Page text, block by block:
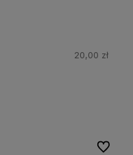
20,00 zł
Do
Do